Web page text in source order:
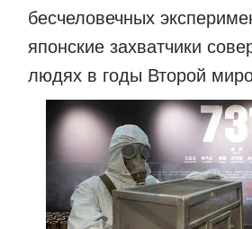
бесчеловечных
японские захватчики
людях в годы Второй